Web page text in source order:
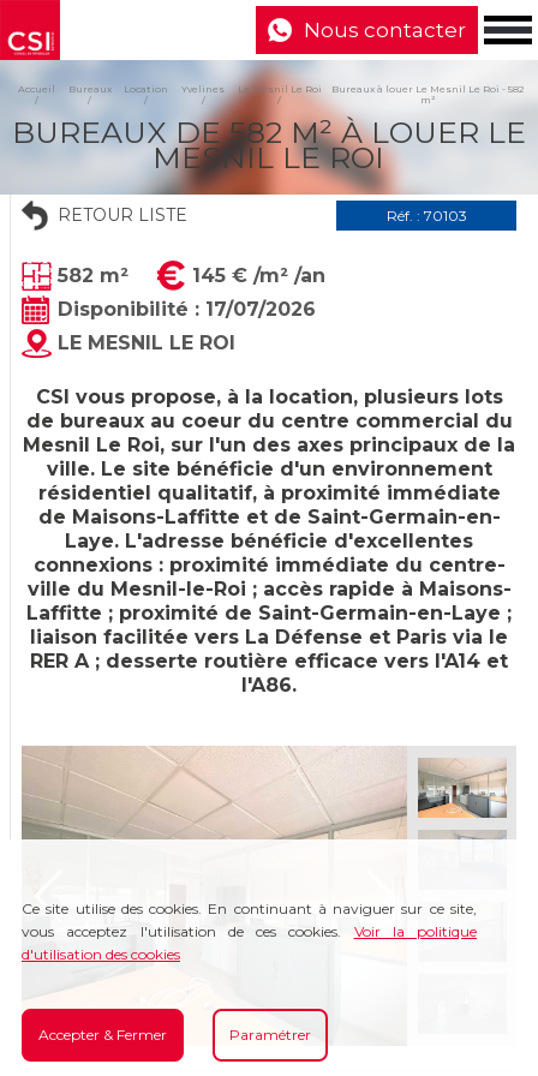
Nous contacter
Accueil Bureaux Location Yvelines Le Mesnil Le Roi
Bureaux à louer Le Mesnil Le Roi - 582
m²
BUREAUX DE 582 M² À LOUER LE
MESNIL LE ROI
RETOUR LISTE Réf. : 70103
582 m²
145 € /m² /an
Disponibilité : 17/07/2026
LE MESNIL LE ROI
CSI vous propose, à la location, plusieurs lots
de bureaux au coeur du centre commercial du
Mesnil Le Roi, sur l'un des axes principaux de la
ville. Le site bénéficie d'un environnement
résidentiel qualitatif, à proximité immédiate
de Maisons-Laffitte et de Saint-Germain-en-
Laye. L'adresse bénéficie d'excellentes
connexions : proximité immédiate du centre-
ville du Mesnil-le-Roi ; accès rapide à Maisons-
Laffitte ; proximité de Saint-Germain-en-Laye ;
liaison facilitée vers La Défense et Paris via le
RER A ; desserte routière efficace vers l'A14 et
l'A86.
Ce site utilise des cookies. En continuant à naviguer sur ce site,
vous acceptez l'utilisation de ces cookies. Voir la politique
d'utilisation des cookies
Accepter & Fermer Paramétrer